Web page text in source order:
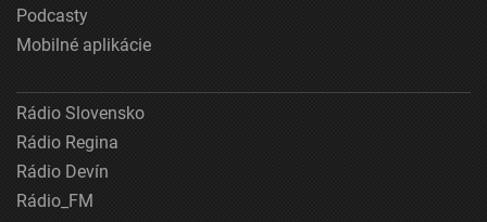
Podcasty
Mobilné aplikácie
Rádio Slovensko
Rádio Regina
Rádio Devín
Rádio_FM